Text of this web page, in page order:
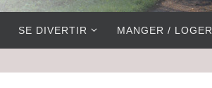
SE DIVERTIR MANGER / LOGER